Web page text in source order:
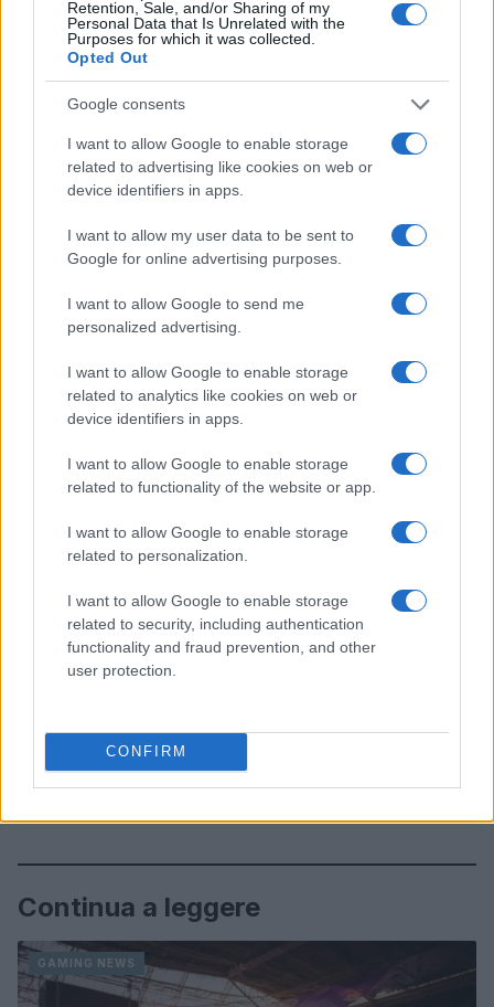
Retention, Sale, and/or Sharing of my
Personal Data that Is Unrelated with the
Purposes for which it was collected.
Opted Out
Google consents
I want to allow Google to enable storage
related to advertising like cookies on web or
device identifiers in apps.
I want to allow my user data to be sent to
Google for online advertising purposes.
I want to allow Google to send me
personalized advertising.
I want to allow Google to enable storage
related to analytics like cookies on web or
device identifiers in apps.
I want to allow Google to enable storage
related to functionality of the website or app.
I want to allow Google to enable storage
related to personalization.
I want to allow Google to enable storage
related to security, including authentication
functionality and fraud prevention, and other
user protection.
CONFIRM
continua evoluzione. Le aziende devono rimanere
agili e pronte ad adattarsi. Utilizzando un approccio
data-driven
e monitorando attentamente le
e migliorare l’esperienza del cliente, garantendo
così il successo a lungo termine. E tu, sei pronto ad
AUTORE
AiAdhubMedia
Continua a leggere
GAMING NEWS